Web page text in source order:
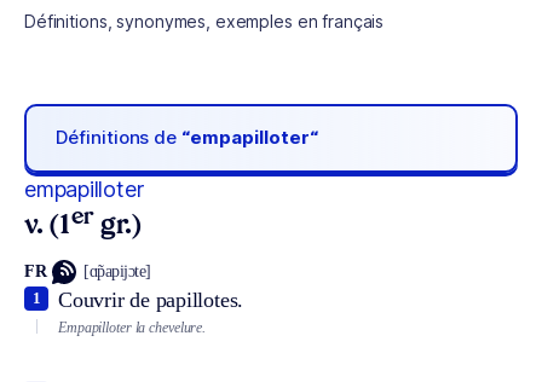
Définitions, synonymes, exemples en français
Définitions de “empapilloter“
empapilloter
v. (1er gr.)
FR [ɑ̃papijɔte]
Couvrir de papillotes.
1
Empapilloter la chevelure.